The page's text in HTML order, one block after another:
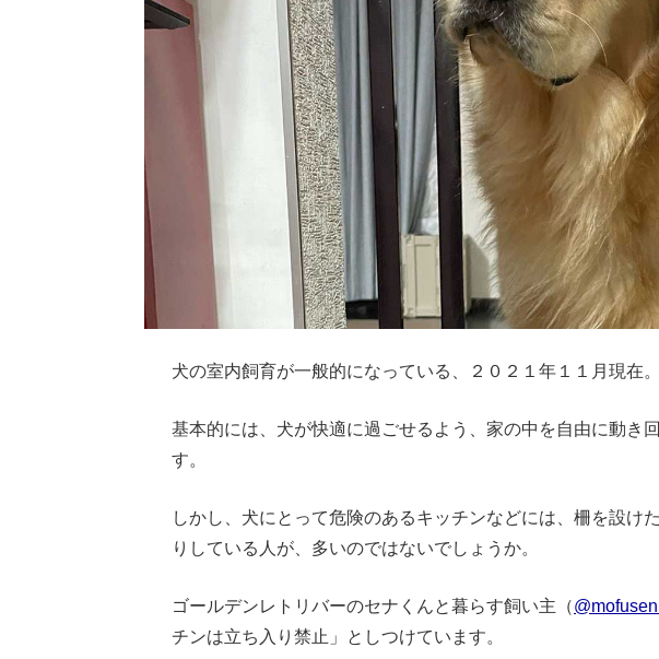
犬の室内飼育が一般的になっている、２０２１年１１月現在。
基本的には、犬が快適に過ごせるよう、家の中を自由に動き
す。
しかし、犬にとって危険のあるキッチンなどには、柵を設け
りしている人が、多いのではないでしょうか。
ゴールデンレトリバーのセナくんと暮らす飼い主（
チンは立ち入り禁止」としつけています。